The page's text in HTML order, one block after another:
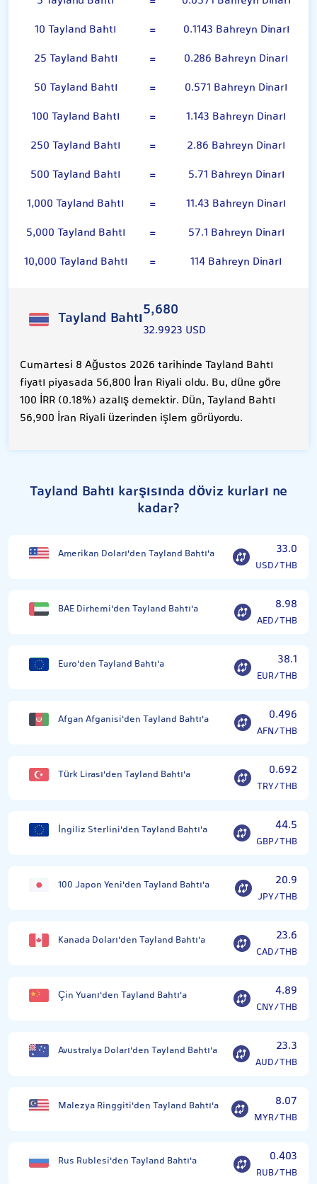
10 Tayland Bahtı
=
0.1143 Bahreyn Dinarı
25 Tayland Bahtı
=
0.286 Bahreyn Dinarı
50 Tayland Bahtı
=
0.571 Bahreyn Dinarı
100 Tayland Bahtı
=
1.143 Bahreyn Dinarı
250 Tayland Bahtı
=
2.86 Bahreyn Dinarı
500 Tayland Bahtı
=
5.71 Bahreyn Dinarı
1,000 Tayland Bahtı
=
11.43 Bahreyn Dinarı
5,000 Tayland Bahtı
=
57.1 Bahreyn Dinarı
10,000 Tayland Bahtı
= 114 Bahreyn Dinarı
Tayland Bahtı5,680
32.9923 USD
Cumartesi 8 Ağustos 2026 tarihinde Tayland Bahtı
fiyatı piyasada 56,800 İran Riyali oldu. Bu, düne göre
100 İRR (0.18%) azalış demektir. Dün, Tayland Bahtı
56,900 İran Riyali üzerinden işlem görüyordu.
Tayland Bahtı karşısında döviz kurları ne
kadar?
Amerikan Doları'den Tayland Bahtı'a 33.0
USD/THB
BAE Dirhemi'den Tayland Bahtı'a 8.98
AED/THB
Euro'den Tayland Bahtı'a 38.1
EUR/THB
Afgan Afganisi'den Tayland Bahtı'a 0.496
AFN/THB
Türk Lirası'den Tayland Bahtı'a 0.692
TRY/THB
İngiliz Sterlini'den Tayland Bahtı'a 44.5
GBP/THB
100 Japon Yeni'den Tayland Bahtı'a 20.9
JPY/THB
Kanada Doları'den Tayland Bahtı'a 23.6
CAD/THB
Çin Yuanı'den Tayland Bahtı'a 4.89
CNY/THB
Avustralya Doları'den Tayland Bahtı'a 23.3
AUD/THB
Malezya Ringgiti'den Tayland Bahtı'a 8.07
MYR/THB
Rus Rublesi'den Tayland Bahtı'a 0.403
RUB/THB